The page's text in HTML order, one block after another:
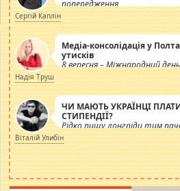
попередження
Сергій Каплін
Медіа-консолідація у
утисків
8 вересня – Міжнародний
журналістів.
Надія Труш
ЧИ МАЮТЬ УКРАЇНЦІ
СТИПЕНДІЇ?
Рідко пишу лонгріди тим
але вже просто дістало!
інсенуації навколо
Штучно роздувається ще
катастрофа.
Віталій Улибін